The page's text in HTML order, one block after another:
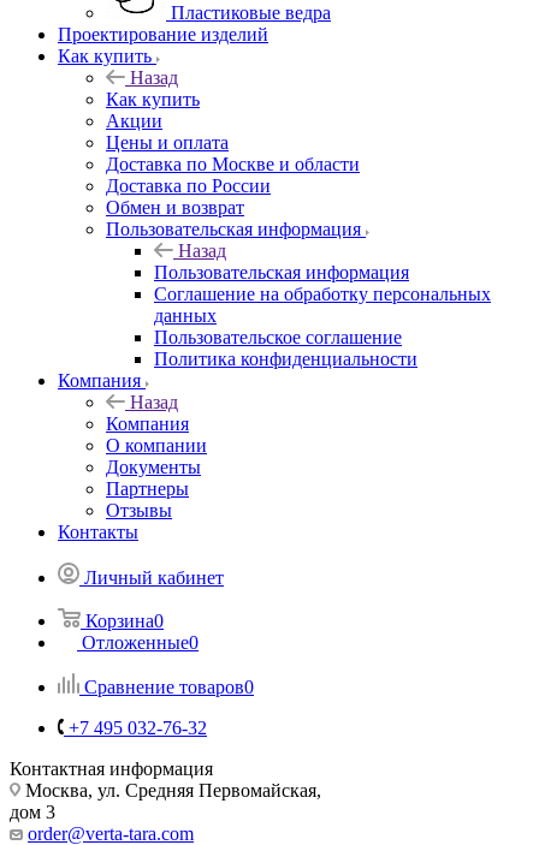
Пластиковые ведра
Проектирование изделий
Как купить
Назад
Как купить
Акции
Цены и оплата
Доставка по Москве и области
Доставка по России
Обмен и возврат
Пользовательская информация
Назад
Пользовательская информация
Соглашение на обработку персональных
данных
Пользовательское соглашение
Политика конфиденциальности
Компания
Назад
Компания
О компании
Документы
Партнеры
Отзывы
Контакты
Личный кабинет
Корзина0
Отложенные0
Сравнение товаров0
+7 495 032-76-32
Контактная информация
Москва, ул. Средняя Первомайская,
дом 3
order@verta-tara.com